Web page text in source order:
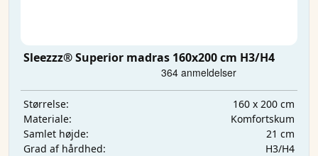
Sleezzz® Superior madras 160x200 cm H3/H4
Størrelse:
160 x 200 cm
Materiale:
Komfortskum
Samlet højde:
21 cm
Grad af hårdhed:
H3/H4